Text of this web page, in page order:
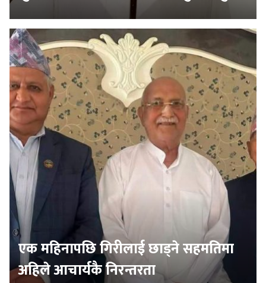
एक महिनापछि गिरीलाई छाड्ने सहमतिमा
अहिले आचार्यकै निरन्तरता